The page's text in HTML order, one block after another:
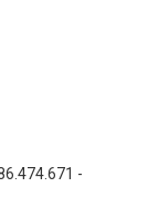
lớn hơn.
trời.
gian cần sáng rõ,
-